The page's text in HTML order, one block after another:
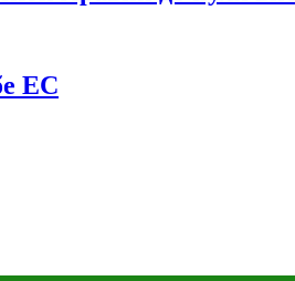
ЕС